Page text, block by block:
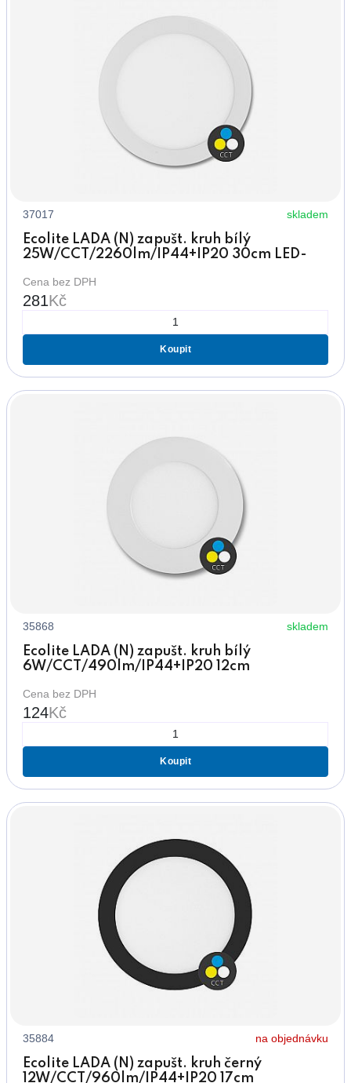
37017 skladem
Ecolite LADA (N) zapušt. kruh bílý
25W/CCT/2260lm/IP44+IP20 30cm LED-
Cena bez DPH
281Kč
Koupit
35868 skladem
Ecolite LADA (N) zapušt. kruh bílý
6W/CCT/490lm/IP44+IP20 12cm
Cena bez DPH
124Kč
Koupit
35884 na objednávku
Ecolite LADA (N) zapušt. kruh černý
12W/CCT/960lm/IP44+IP20 17cm